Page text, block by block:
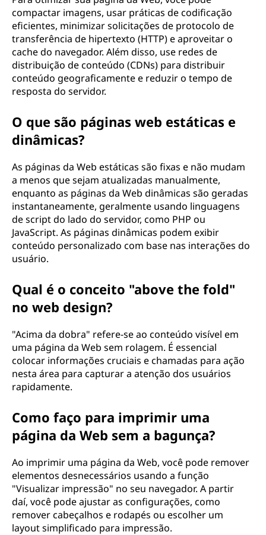
compactar imagens, usar práticas de codificação
eficientes, minimizar solicitações de protocolo de
transferência de hipertexto (HTTP) e aproveitar o
cache do navegador. Além disso, use redes de
distribuição de conteúdo (CDNs) para distribuir
conteúdo geograficamente e reduzir o tempo de
resposta do servidor.
O que são páginas web estáticas e
dinâmicas?
As páginas da Web estáticas são fixas e não mudam
a menos que sejam atualizadas manualmente,
enquanto as páginas da Web dinâmicas são geradas
instantaneamente, geralmente usando linguagens
de script do lado do servidor, como PHP ou
JavaScript. As páginas dinâmicas podem exibir
conteúdo personalizado com base nas interações do
usuário.
Qual é o conceito "above the fold"
no web design?
"Acima da dobra" refere-se ao conteúdo visível em
uma página da Web sem rolagem. É essencial
colocar informações cruciais e chamadas para ação
nesta área para capturar a atenção dos usuários
rapidamente.
Como faço para imprimir uma
página da Web sem a bagunça?
Ao imprimir uma página da Web, você pode remover
elementos desnecessários usando a função
"Visualizar impressão" no seu navegador. A partir
daí, você pode ajustar as configurações, como
remover cabeçalhos e rodapés ou escolher um
layout simplificado para impressão.